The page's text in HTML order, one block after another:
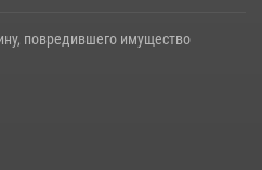
повредившего имущество